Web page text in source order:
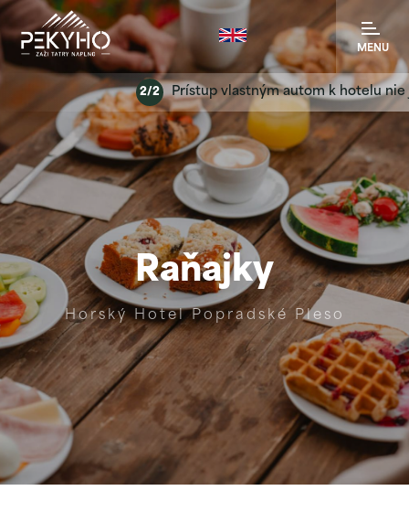
MENU
2/2 Prístup vlastným autom k hotelu nie je
Raňajky
Horský Hotel Popradské Pleso